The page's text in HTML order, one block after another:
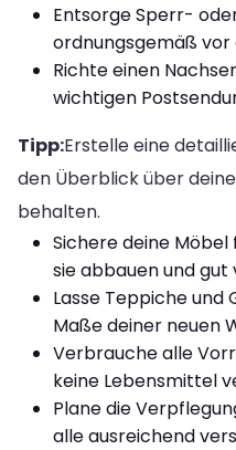
Entsorge Sperr-
ordnungsgemäß vor
Richte einen
wichtigen
Tipp:Erstelle eine
den Überblick über
behalten.
Sichere deine Möbel
sie abbauen und gut
Lasse Teppiche und
Maße deiner neuen
Verbrauche alle
keine Lebensmittel
Plane die
alle ausreichend